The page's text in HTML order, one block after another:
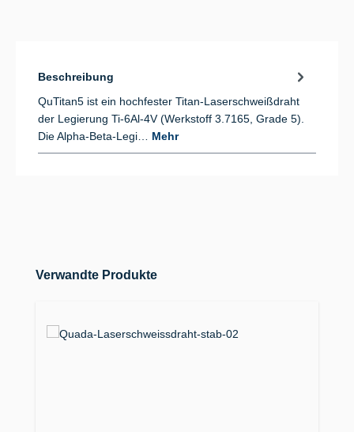
Beschreibung
QuTitan5 ist ein hochfester Titan-Laserschweißdraht
der Legierung Ti-6Al-4V (Werkstoff 3.7165, Grade 5).
Die Alpha-Beta-Legi… Mehr
Produktgalerie überspringen
Verwandte Produkte